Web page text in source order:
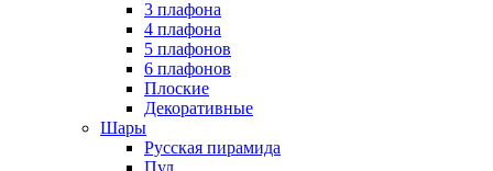
3 плафона
4 плафона
5 плафонов
6 плафонов
Плоские
Декоративные
Шары
Русская пирамида
Пул